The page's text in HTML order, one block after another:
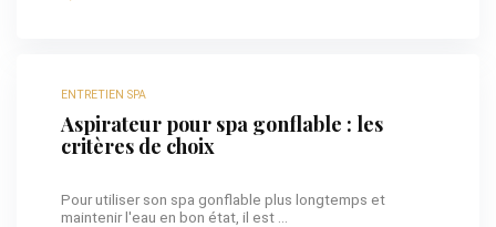
ENTRETIEN SPA
Aspirateur pour spa gonflable : les
critères de choix
Pour utiliser son spa gonflable plus longtemps et
maintenir l'eau en bon état, il est ...